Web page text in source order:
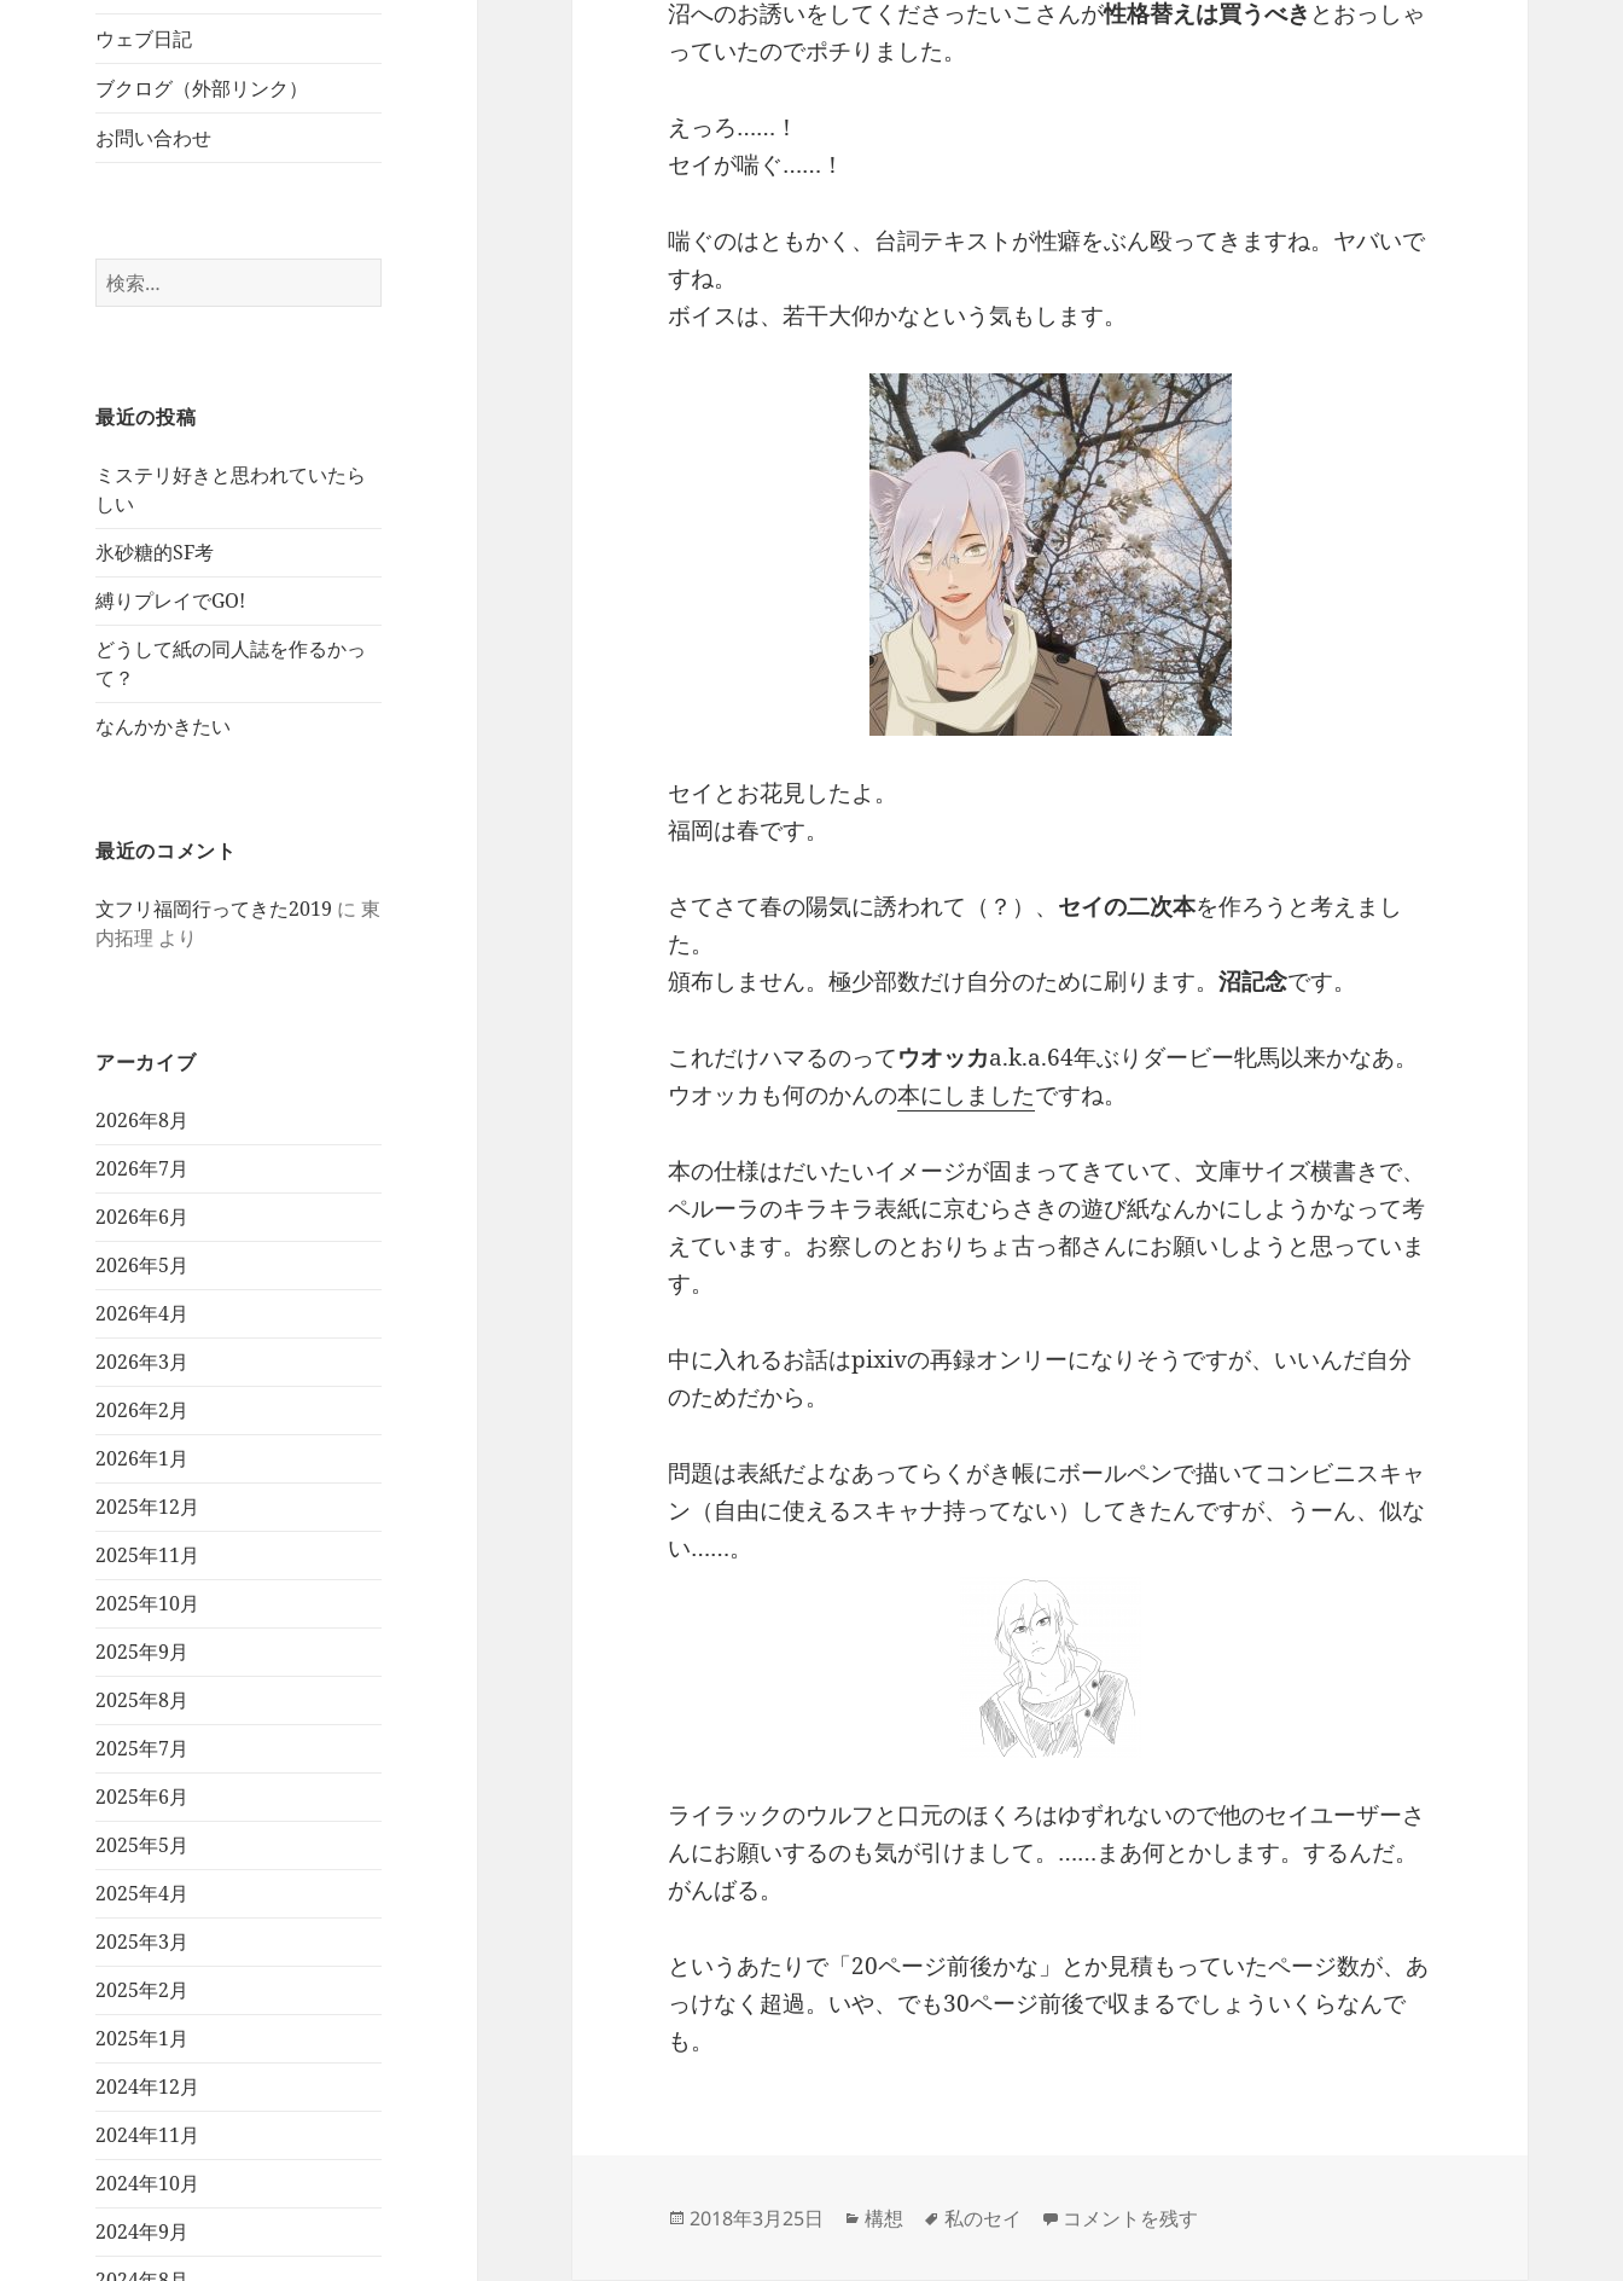
ウェブ日記
ブクログ（外部リンク）
お問い合わせ
検
索:
最近の投稿
ミステリ好きと思われていたら
しい
氷砂糖的SF考
縛りプレイでGO!
どうして紙の同人誌を作るかっ
て？
なんかかきたい
最近のコメント
文フリ福岡行ってきた2019 に東
内拓理 より
アーカイブ
2026年8月
2026年7月
2026年6月
2026年5月
2026年4月
2026年3月
2026年2月
2026年1月
2025年12月
2025年11月
2025年10月
2025年9月
2025年8月
2025年7月
2025年6月
2025年5月
2025年4月
2025年3月
2025年2月
2025年1月
2024年12月
2024年11月
2024年10月
2024年9月
沼へのお誘いをしてくださったいこさんが性格替えは買うべき とおっしゃ
っていたのでポチりました。
えっろ……！
セイが喘ぐ……！
喘ぐのはともかく、台詞テキストが性癖をぶん殴ってきますね。ヤバいで
すね。
ボイスは、若干大仰かなという気もします。
セイとお花見したよ。
福岡は春です。
さてさて春の陽気に誘われて（？）、 セイの二次本を作ろうと考えまし
た。
頒布しません。極少部数だけ自分のために刷ります。沼記念です。
これだけハマるのってウオッカa.k.a.64年ぶりダービー牝馬以来かなあ。
ウオッカも何のかんの本にしましたですね。
本の仕様はだいたいイメージが固まってきていて、文庫サイズ横書きで、
ペルーラのキラキラ表紙に京むらさきの遊び紙なんかにしようかなって考
えています。お察しのとおりちょ古っ都さんにお願いしようと思っていま
す。
中に入れるお話はpixivの再録オンリーになりそうですが、いいんだ自分
のためだから。
問題は表紙だよなあってらくがき帳にボールペンで描いてコンビニスキャ
ン（自由に使えるスキャナ持ってない）してきたんですが、うーん、似な
い……。
ライラックのウルフと口元のほくろはゆずれないので他のセイユーザーさ
んにお願いするのも気が引けまして。……まあ何とかします。するんだ。
がんばる。
というあたりで「20ページ前後かな」とか見積もっていたページ数が、あ
っけなく超過。いや、でも30ページ前後で収まるでしょういくらなんで
も。
投
2018年3月25日
カ
構想
タ
私のセイ 沼記念本つくることにした に
コメントを残す